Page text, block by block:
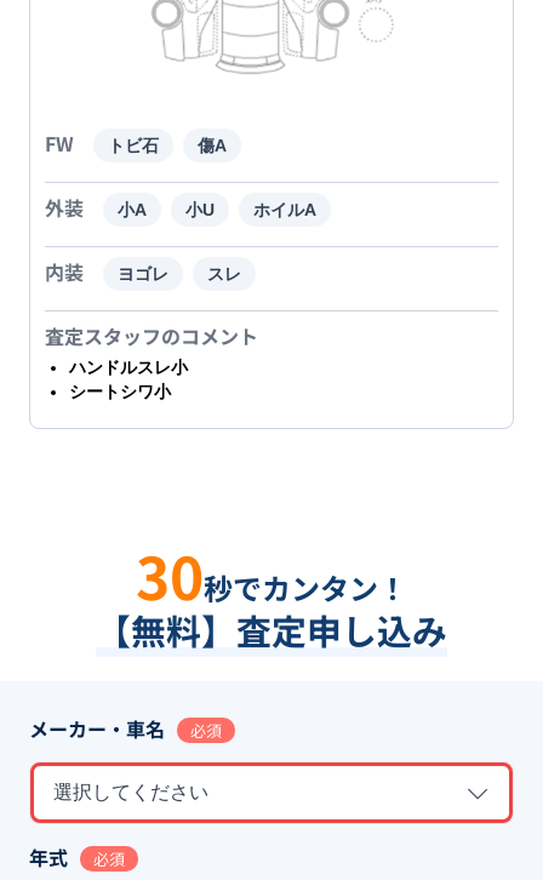
FW トビ石 傷A
外装 小A 小U ホイルA
内装 ヨゴレ スレ
査定スタッフのコメント
ハンドルスレ小
シートシワ小
30秒でカンタン！
【無料】査定申し込み
メーカー・車名 必須
選択してください
年式 必須